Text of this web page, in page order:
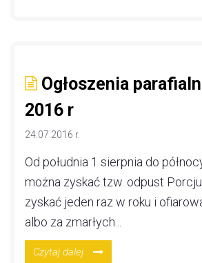
Ogłoszenia
2016 r
24.07.2016 r.
Od południa 1 sierpnia do
można zyskać tzw. odpust
zyskać jeden raz w roku i
albo za zmarłych...
Czytaj dalej